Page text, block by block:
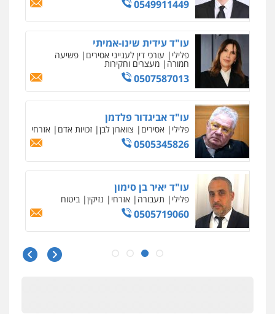
0542255161
גל דהן – משרד עורך דין פלילי
פלילי פשיעה חמורה סמים מעצרים
וחקירות
0544723840
עו"ד ראוף נג'אר
פלילי עורכי דין לענייני אסירים מעצרים
סמים רכוש
0548009246
עו"ד אלון ארז
פלילי צבאי סמים אלימות במשפחה
לבן
0507368203
שחר לדובסקי, עו"ד
עבירות המתה עורכי